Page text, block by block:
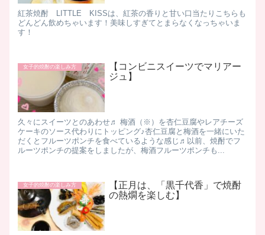
紅茶焼酎 LITTLE KISSは、紅茶の香りと甘い口当たりこちらも
どんどん飲めちゃいます！美味しすぎてとまらなくなっちゃいま
す！
女子的焼酎の楽しみ方
【コンビニスイーツでマリアー
ジュ】
久々にスイーツとのあわせ♬ 梅酒（※）を杏仁豆腐やレアチーズ
ケーキのソース代わりにトッピング♪杏仁豆腐と梅酒を一緒にいた
だくとフルーツポンチを食べているような感じ♬以前、焼酎でフ
ルーツポンチの提案をしましたが、梅酒フルーツポンチも...
女子的焼酎の楽しみ方
【正月は、「黒千代香」で焼酎
の熱燗を楽しむ】